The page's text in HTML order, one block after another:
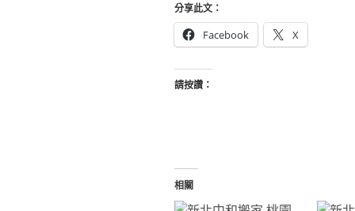
分享此文：
Facebook
X
請按讚：
相關